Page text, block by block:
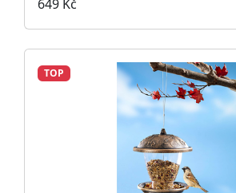
649 Kč
TOP